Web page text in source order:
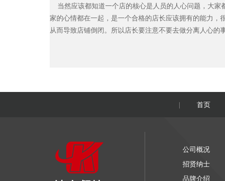
当然应该都知道一个店的核心是人员的人心问题，大家
家的心情都在一起，是一个合格的店长应该拥有的能力，
从而导致店铺倒闭。所以店长要注意不要去做分离人心的
首页
公司概况
招贤纳士
品牌介绍